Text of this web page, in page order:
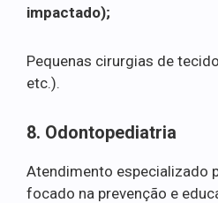
impactado);
Pequenas cirurgias de
etc.).
8. Odontopediatria
Atendimento especializado
focado na prevenção e